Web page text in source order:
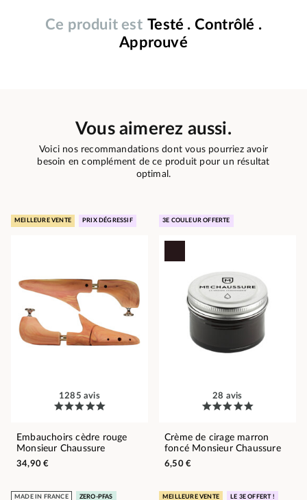
Ce produit est Testé . Contrôlé .
Approuvé
Vous aimerez aussi.
Voici nos recommandations dont vous pourriez avoir
besoin en complément de ce produit pour un résultat
optimal.
MEILLEURE VENTE PRIX DÉGRESSIF
1285 avis
Embauchoirs cèdre rouge
Monsieur Chaussure
34,90 €
3E COULEUR OFFERTE
28 avis
Crème de cirage marron
foncé Monsieur Chaussure
6,50 €
MADE IN FRANCE ZERO-PFAS MEILLEURE VENTE LE 3E OFFERT !